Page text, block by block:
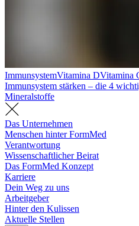
ImmunsystemVitamina DVitamina
Immunsystem stärken – die 4
Mineralstoffe
Das Unternehmen
Menschen hinter FormMed
Verantwortung
Wissenschaftlicher Beirat
Das FormMed Konzept
Karriere
Dein Weg zu uns
Arbeitgeber
Hinter den Kulissen
Aktuelle Stellen